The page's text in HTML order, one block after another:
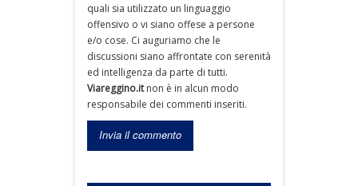
quali sia utilizzato un linguaggio
offensivo o vi siano offese a persone
e/o cose. Ci auguriamo che le
discussioni siano affrontate con serenità
ed intelligenza da parte di tutti.
Viareggino.itnon è in alcun modo
responsabile dei commenti inseriti.